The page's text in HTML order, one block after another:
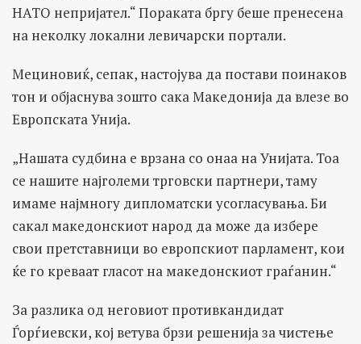
НАТО непријател.“ Пораката бргу беше пренесена
на неколку локални левичарски портали.
Мециновиќ, сепак, настојува да постави поинаков
тон и објаснува зошто сака Македонија да влезе во
Европската Унија.
„Нашата судбина е врзана со онаа на Унијата. Тоа
се нашите најголеми трговски партнери, таму
имаме најмногу дипломатски усогласувања. Би
сакал македонскиот народ да може да избере
свои претставници во европскиот парламент, кои
ќе го креваат гласот на македонскиот граѓанин.“
За разлика од неговиот противкандидат
Ѓорѓиевски, кој ветува брзи решенија за чистење